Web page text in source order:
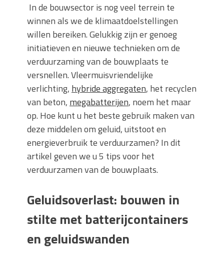
In de bouwsector is nog veel terrein te
winnen als we de klimaatdoelstellingen
willen bereiken. Gelukkig zijn er genoeg
initiatieven en nieuwe technieken om de
verduurzaming van de bouwplaats te
versnellen. Vleermuisvriendelijke
verlichting, hybride aggregaten, het recyclen
van beton, megabatterijen, noem het maar
op. Hoe kunt u het beste gebruik maken van
deze middelen om geluid, uitstoot en
energieverbruik te verduurzamen? In dit
artikel geven we u 5 tips voor het
verduurzamen van de bouwplaats.
Geluidsoverlast: bouwen in
stilte met batterijcontainers
en geluidswanden